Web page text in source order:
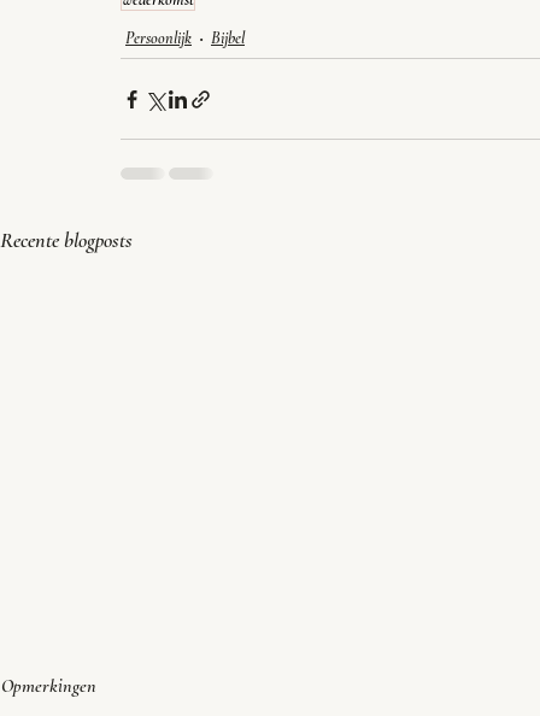
Persoonlijk
Bijbel
Recente blogposts
Opmerkingen